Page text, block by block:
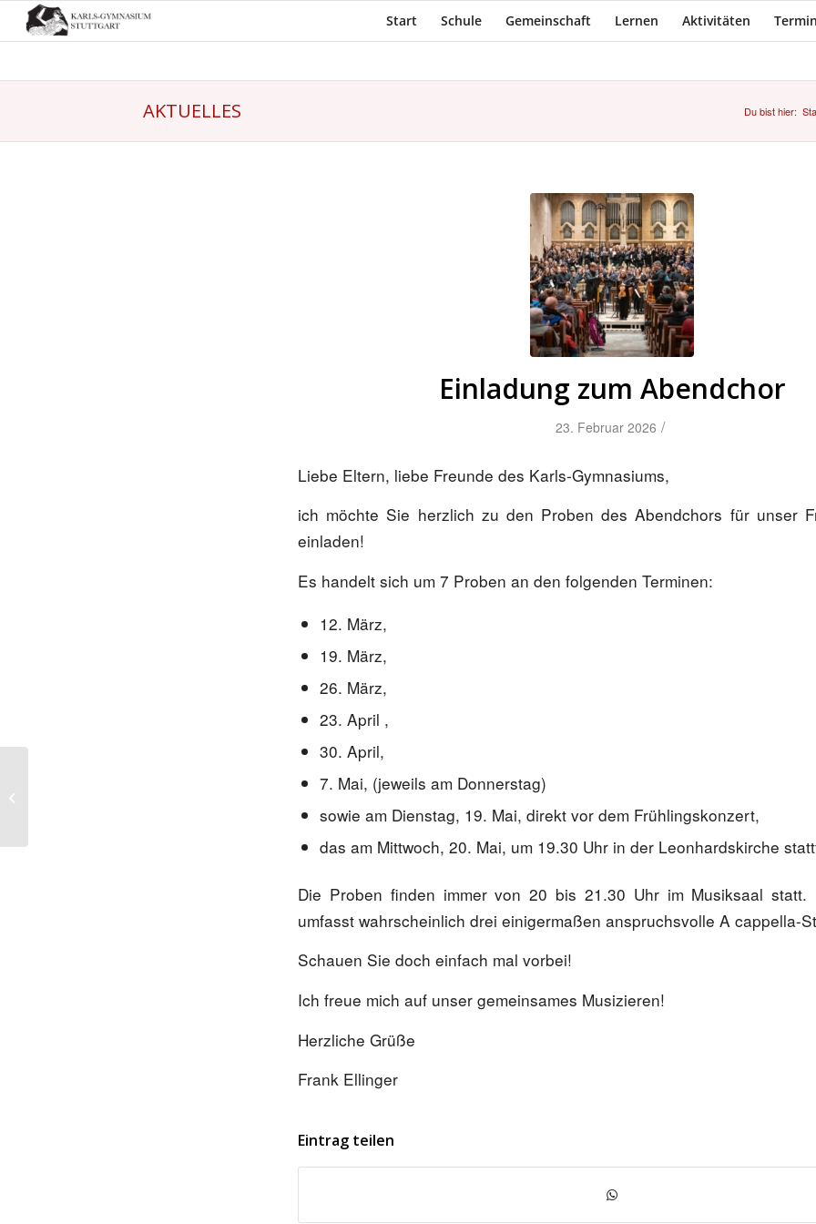
Start Schule Gemeinschaft Lernen Aktivitäten
AKTUELLES Du bist hier:
Einladung zum Abendchor
23. Februar 2026 /
Liebe Eltern, liebe Freunde des Karls-Gymnasiums,
ich möchte Sie herzlich zu den Proben des Abendchors für unser
einladen!
Es handelt sich um 7 Proben an den folgenden Terminen:
12. März,
19. März,
26. März,
23. April ,
30. April,
7. Mai, (jeweils am Donnerstag)
sowie am Dienstag, 19. Mai, direkt vor dem Frühlingskonzert,
das am Mittwoch, 20. Mai, um 19.30 Uhr in der Leonhardskirche
Die Proben finden immer von 20 bis 21.30 Uhr im Musiksaal statt.
umfasst wahrscheinlich drei einigermaßen anspruchsvolle A cappella-
Schauen Sie doch einfach mal vorbei!
Ich freue mich auf unser gemeinsames Musizieren!
Herzliche Grüße
Frank Ellinger
Eintrag teilen